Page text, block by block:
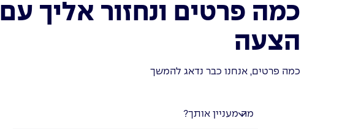
כמה פרטים ונחזור אליך עם
הצעה
כמה פרטים, אנחנו כבר נדאג להמשך